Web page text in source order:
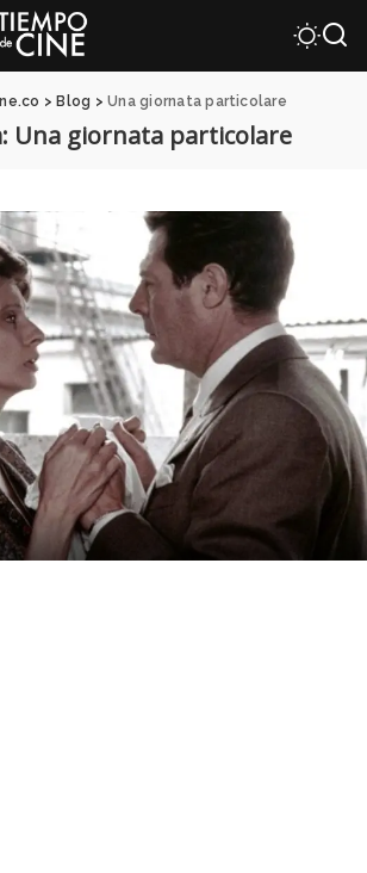
> Blog >Una giornata particolare
Una giornata particolare